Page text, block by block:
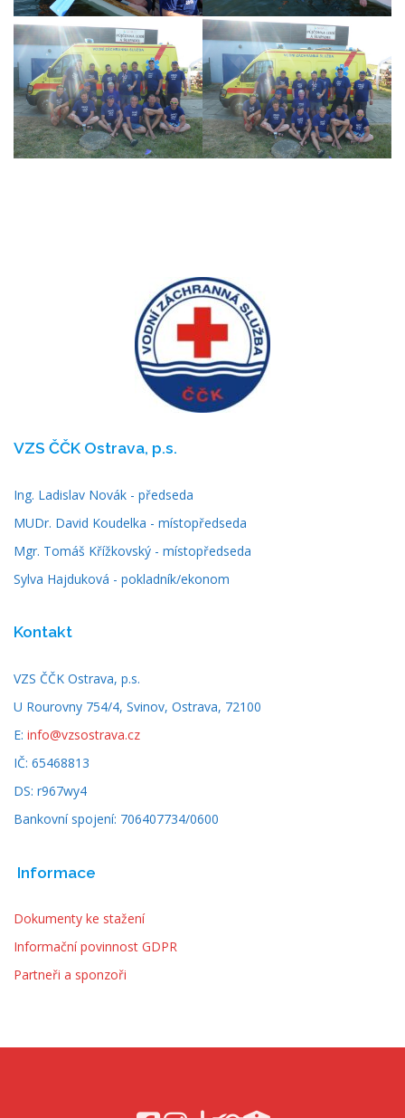
VZS ČČK Ostrava, p.s.
Ing. Ladislav Novák - předseda
MUDr. David Koudelka - místopředseda
Mgr. Tomáš Křížkovský - místopředseda
Sylva Hajduková - pokladník/ekonom
Kontakt
VZS ČČK Ostrava, p.s.
U Rourovny 754/4, Svinov, Ostrava, 72100
E: info@vzsostrava.cz
IČ: 65468813
DS: r967wy4
Bankovní spojení: 706407734/0600
Informace
Dokumenty ke stažení
Informační povinnost GDPR
Partneři a sponzoři